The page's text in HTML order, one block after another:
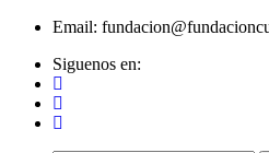
Email:
Siguenos en: